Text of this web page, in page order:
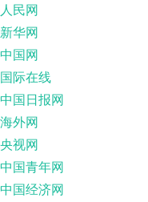
人民网
新华网
中国网
国际在线
中国日报网
海外网
央视网
中国青年网
中国经济网